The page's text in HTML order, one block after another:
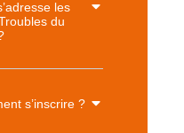
les
du
s’inscrire ?